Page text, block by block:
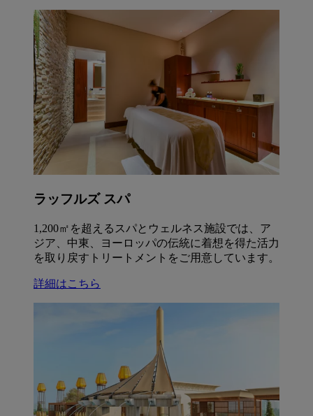
ラッフルズ スパ
1,200㎡を超えるスパとウェルネス施設では、ア
ジア、中東、ヨーロッパの伝統に着想を得た活力
を取り戻すトリートメントをご用意しています。
詳細はこちら